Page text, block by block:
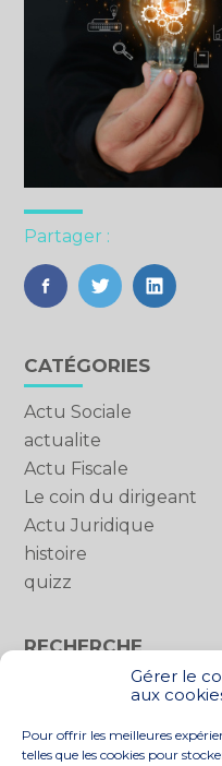
Gérer le
aux
Pour offrir les meilleures
telles que les cookies pour
Partager :
FaceBook
Twitter
Blog
sidebar
CATÉGORIES
Actu Sociale
actualite
Actu Fiscale
Le coin du dirigeant
Actu Juridique
histoire
quizz
RECHERCHE
Rechercher :